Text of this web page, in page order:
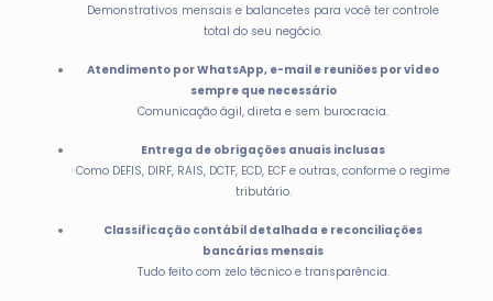
Demonstrativos mensais e balancetes para você ter controle
total do seu negócio.
Atendimento por WhatsApp, e-mail e reuniões por vídeo
sempre que necessário
Comunicação ágil, direta e sem burocracia.
Entrega de obrigações anuais inclusas
Como DEFIS, DIRF, RAIS, DCTF, ECD, ECF e outras, conforme o regime
tributário.
Classificação contábil detalhada e reconciliações
bancárias mensais
Tudo feito com zelo técnico e transparência.